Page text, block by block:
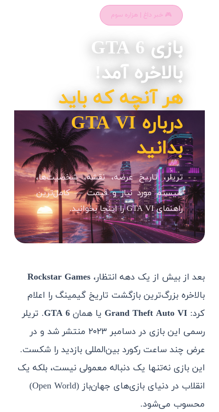
🎮 خبر داغ | هزاره سوم
بازی GTA 6
بالاخره آمد!
هر آنچه که باید
درباره GTA VI
بدانید
تریلر، تاریخ عرضه، نقشه، شخصیت‌ها،
سیستم مورد نیاز و قیمت — کامل‌ترین
راهنمای GTA VI را اینجا بخوانید.
بعد از بیش از یک دهه انتظار،Rockstar Games
بالاخره بزرگ‌ترین بازگشت تاریخ گیمینگ را اعلام
کرد:Grand Theft Auto VI یا همانGTA 6. تریلر
رسمی این بازی در دسامبر ۲۰۲۳ منتشر شد و در
عرض چند ساعت رکورد بین‌المللی بازدید را شکست.
این بازی نه‌تنها یک دنباله معمولی نیست، بلکه یک
انقلاب در دنیای بازی‌های جهان‌باز (Open World)
محسوب می‌شود.